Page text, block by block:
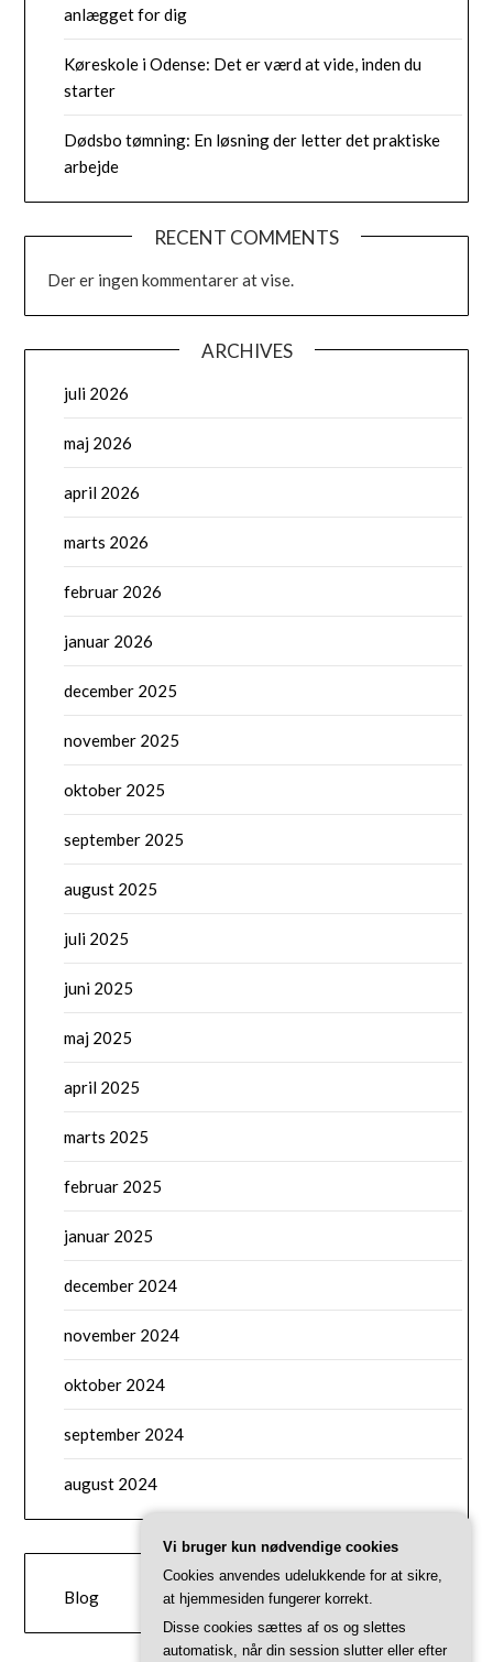
anlægget for dig
Køreskole i Odense: Det er værd at vide, inden du
starter
Dødsbo tømning: En løsning der letter det praktiske
arbejde
RECENT COMMENTS
Der er ingen kommentarer at vise.
ARCHIVES
juli 2026
maj 2026
april 2026
marts 2026
februar 2026
januar 2026
december 2025
november 2025
oktober 2025
september 2025
august 2025
juli 2025
juni 2025
maj 2025
april 2025
marts 2025
februar 2025
januar 2025
december 2024
november 2024
oktober 2024
september 2024
august 2024
CATEGORIES
Blog
Vi bruger kun nødvendige cookies
Cookies anvendes udelukkende for at sikre,
at hjemmesiden fungerer korrekt.
Disse cookies sættes af os og slettes
automatisk, når din session slutter eller efter